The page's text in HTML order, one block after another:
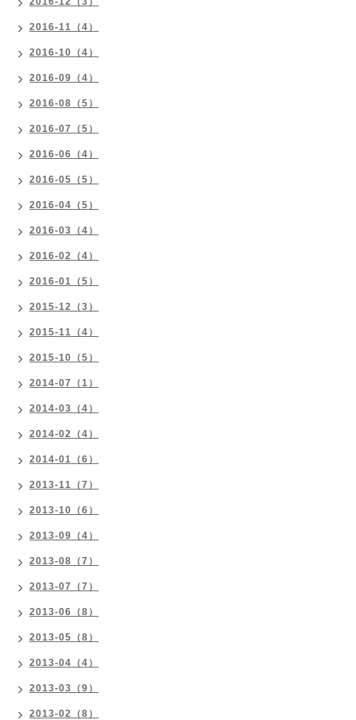
2016-11（4）
2016-10（4）
2016-09（4）
2016-08（5）
2016-07（5）
2016-06（4）
2016-05（5）
2016-04（5）
2016-03（4）
2016-02（4）
2016-01（5）
2015-12（3）
2015-11（4）
2015-10（5）
2014-07（1）
2014-03（4）
2014-02（4）
2014-01（6）
2013-11（7）
2013-10（6）
2013-09（4）
2013-08（7）
2013-07（7）
2013-06（8）
2013-05（8）
2013-04（4）
2013-03（9）
2013-02（8）